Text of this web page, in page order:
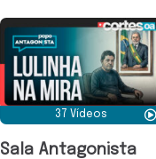
37 Vídeos
Sala Antagonista